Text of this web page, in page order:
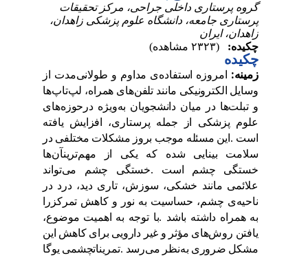
گروه پرستاری داخلی جراحی، مرکز تحقیقات
پرستاری جامعه، دانشگاه علوم پزشکی زاهدان،
زاهدان، ایران
چکیده:
چکیده
زمینه: امروزه استفادهی مداوم و طولانیمدت از
وسایل الکترونیکی مانند تلفنهای همراه، لپتاپها
تبلتها در میان دانشجویان بهویژه درحوزه های
علوم پزشکی از جمله پرستاری، افزایش یافته
است.این مسئله موجب بروز مشکلات مختلفی در
سلامت
بینایی شده که یکی مهمترین آنها
خستگی
چشم است. خستگی چشم میتواند
علائمی مانند خشکی، سوزش، تاری دید، درد در
ناحیهی چشم، حساسیت به نور کاهش تمرکزرا
به همراه داشته باشد. با توجه به اهمیت موضوع،
یافتن روشهای مؤثر و غیر دارویی برای کاهش این
مشکل ضروری بهنظر میرسد.تمریناتچشمی یوگا